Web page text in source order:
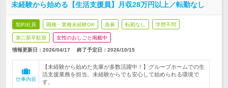
未経験から始める【生活支援員】月収28万円以上／転勤なし
契約社員 職種・業種未経験OK 急募 転勤なし 学歴不問
第二新卒歓迎 女性のおしごと掲載中
情報更新日：2026/04/17 終了予定日： 2026/10/15
仕事内容
【未経験から始めた先輩が多数活躍中！】グループホームでの生
活支援業務を担当。未経験からでも安心して始められる環境で
す。